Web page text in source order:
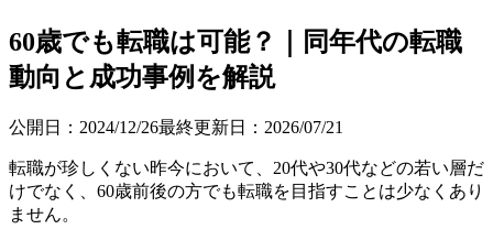
60歳でも転職は可能？｜同年代の転職
動向と成功事例を解説
公開日： 2024/12/26最終更新日： 2026/07/21
転職が珍しくない昨今において、20代や30代などの若い層だ
けでなく、60歳前後の方でも転職を目指すことは少なくあり
ません。